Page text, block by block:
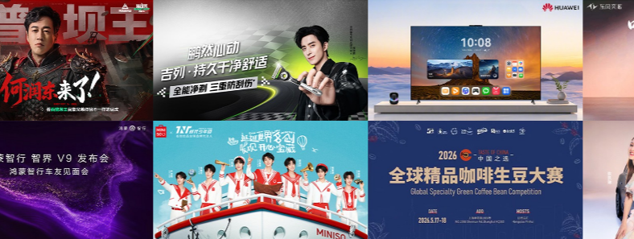
艺术
酒吧 (1)
贝斯 (1)
节拍 (1)
美 (1)
勇敢 (1)
明亮
列品牌GLT X AUDI联名活动提供音乐版
权
为华为智慧屏Mate TV鸿蒙智家发布会提供音
乐版权
为东风奕派M8上市发布会项目提供音乐版权